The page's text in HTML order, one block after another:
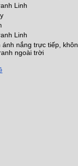
Linh
Linh
ánh nắng trực tiếp,
ngoài trời